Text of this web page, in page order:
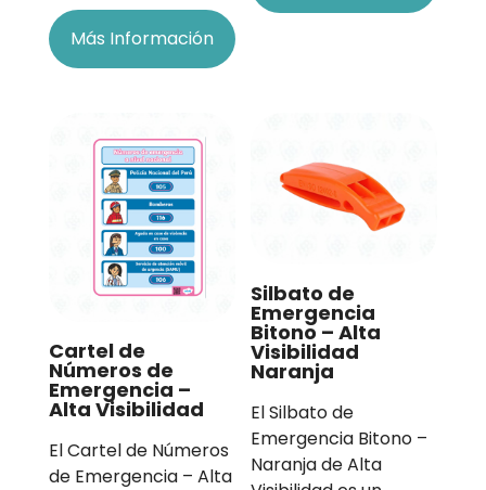
Más Información
Cartel de
Números de
Emergencia –
Alta Visibilidad
El Cartel de Números
de Emergencia – Alta
Silbato de
Emergencia
Bitono – Alta
Visibilidad
Naranja
El Silbato de
Emergencia Bitono –
Naranja de Alta